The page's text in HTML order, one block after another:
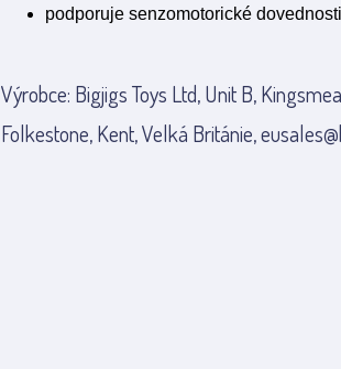
podporuje senzomotorické dovednosti
Výrobce: Bigjigs Toys Ltd, Unit B,
Folkestone, Kent, Velká Británie,